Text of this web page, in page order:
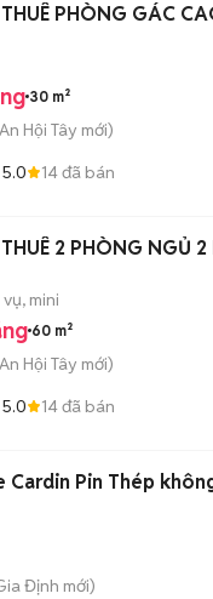
PHÒNG GÁC
30 m²
Hội Tây mới)
5.0 14đã bán
2 PHÒNG NGỦ
mini
60 m²
Hội Tây mới)
5.0 14đã bán
Cardin Pin Thép
Định mới)